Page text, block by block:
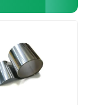
inoxidable